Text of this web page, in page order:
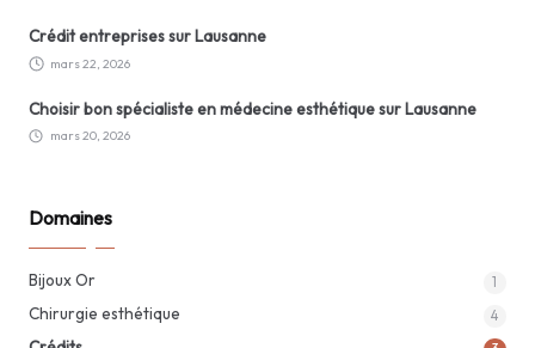
Crédit entreprises sur Lausanne
mars 22, 2026
Choisir bon spécialiste en médecine esthétique sur Lausanne
mars 20, 2026
Domaines
Bijoux Or 1
Chirurgie esthétique 4